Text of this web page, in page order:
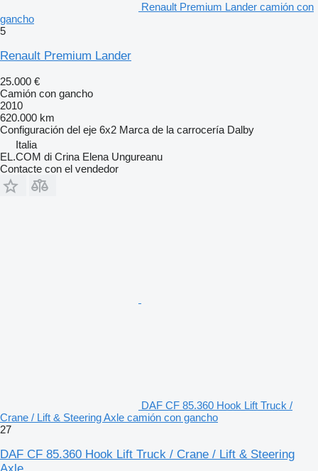
Renault Premium Lander camión con
gancho
5
Renault Premium Lander
25.000 €
Camión con gancho
2010
620.000 km
Configuración del eje 6x2 Marca de la carrocería Dalby
Italia
EL.COM di Crina Elena Ungureanu
Contacte con el vendedor
DAF CF 85.360 Hook Lift Truck /
Crane / Lift & Steering Axle camión con gancho
27
DAF CF 85.360 Hook Lift Truck / Crane / Lift & Steering